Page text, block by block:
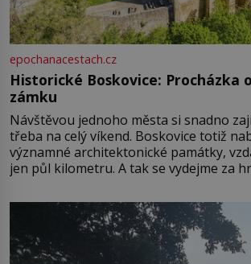
epochanacestach.cz
Historické Boskovice: Procházka
zámku
Návštěvou jednoho města si snadno
třeba na celý víkend. Boskovice totiž
významné architektonické památky,
jen půl kilometru. A tak se vydejme za
Boskovice na okraji Drahanské
ve13. století, a už v roce 1313 kronikáři